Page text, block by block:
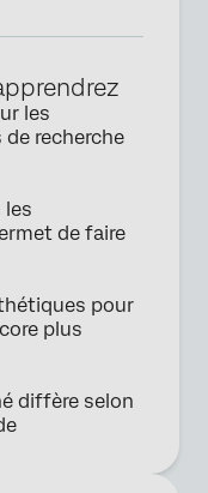
les
recherche
les
de faire
pour
plus
diffère selon